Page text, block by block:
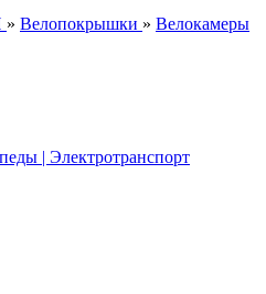
» Велопокрышки » Велокамеры
| Электротранспорт